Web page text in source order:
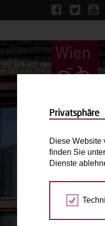
BILDER
Privatsphäre
Diese Website
finden Sie
Dienste